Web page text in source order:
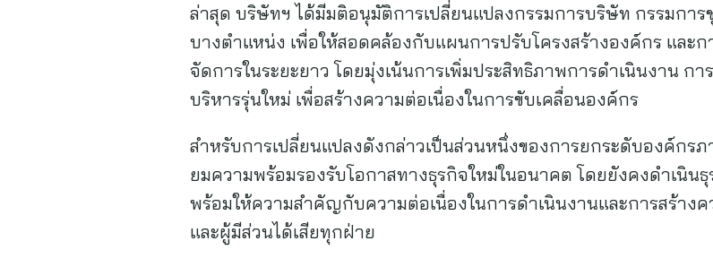
ล่าสุด บริษัทฯ ได้มีมติอนุมัติการเปลี่ยนแปลงกรรมการบริษัท กรรมกา
บางตำแหน่ง เพื่อให้สอดคล้องกับแผนการปรับโครงสร้างองค์กร และ
จัดการในระยะยาว โดยมุ่งเน้นการเพิ่มประสิทธิภาพการดำเนินงาน
บริหารรุ่นใหม่ เพื่อสร้างความต่อเนื่องในการขับเคลื่อนองค์กร
สำหรับการเปลี่ยนแปลงดังกล่าวเป็นส่วนหนึ่งของการยกระดับองค์กร
ยมความพร้อมรองรับโอกาสทางธุรกิจใหม่ในอนาคต โดยยังคงดำเนิ
พร้อมให้ความสำคัญกับความต่อเนื่องในการดำเนินงานและการสร้าง
และผู้มีส่วนได้เสียทุกฝ่าย